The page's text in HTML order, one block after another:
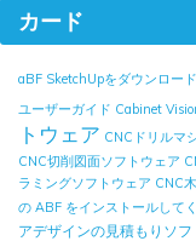
カード
aBF SketchUpをダウンロード
ユーザーガイド Cabinet
トウェア CNCドリルマ
CNC切削図面ソフトウェア
ラミングソフトウェア CNC
の ABF をインストールして
アデザインの見積もりソフ